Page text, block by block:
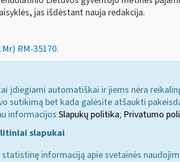
jas išdėstant nauja redakcija.
RM-35170.
įdiegiami automatiškai ir jiems nėra
sutikimą bet kada galėsite atšaukti
informacijos Slapukų politika; Privatumo
slapukai
statistinę informaciją apie svetainės